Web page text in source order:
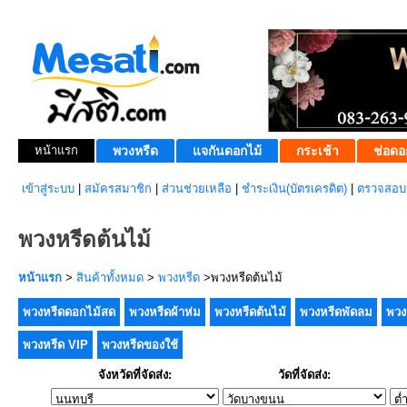
หน้าแรก พวงหรีด แจกันดอกไม้ กระเช้า ช่อดอ
เข้าสู่ระบบ สมัครสมาชิก ส่วนช่วยเหลือ ชำระเงิน(บัตรเครดิต) ตรวจสอ
พวงหรีดต้นไม้
หน้าแรก > สินค้าทั้งหมด > พวงหรีด >พวงหรีดต้นไม้
พวงหรีดดอกไม้สด พวงหรีดผ้าห่ม พวงหรีดต้นไม้ พวงหรีดพัดลม พว
พวงหรีด VIP พวงหรีดของใช้
จังหวัดที่จัดส่ง: วัดที่จัดส่ง: